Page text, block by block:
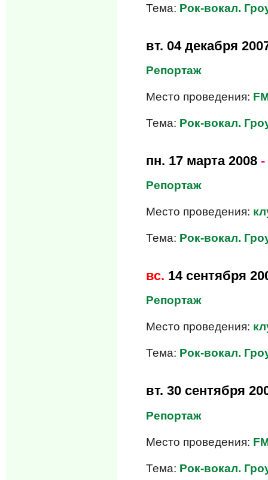
Тема: Рок-вокал.
вт. 04 декабря
Репортаж
Место проведения:
Тема: Рок-вокал.
пн. 17 марта 2008
Репортаж
Место проведения:
Тема: Рок-вокал.
вс. 14 сентября
Репортаж
Место проведения:
Тема: Рок-вокал.
вт. 30 сентября
Репортаж
Место проведения:
Тема: Рок-вокал.